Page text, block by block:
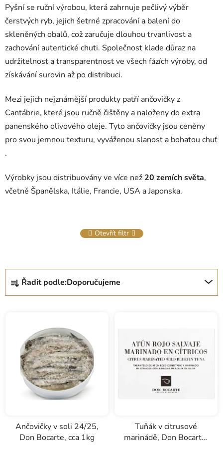
Pyšní se ruční výrobou, která zahrnuje pečlivý výběr
čerstvých ryb, jejich šetrné zpracování a balení do
skleněných obalů, což zaručuje dlouhou trvanlivost a
zachování autentické chuti. Společnost klade důraz na
udržitelnost a transparentnost ve všech fázích výroby, od
získávání surovin až po distribuci.
Mezi jejich nejznámější produkty patří ančovičky z
Cantábrie, které jsou ručně čištěny a naloženy do extra
panenského olivového oleje. Tyto ančovičky jsou ceněny
pro svou jemnou texturu, vyváženou slanost a bohatou chuť
.
Výrobky jsou distribuovány ve více než 20 zemích světa,
včetně Španělska, Itálie, Francie, USA a Japonska.
Otevřít filtr
Ř
a
z
Řadit podle:Doporučujeme
Ančovičky v soli 24/25,
Don Bocarte, cca 1kg
Tuňák v citrusové
marinádě, Don Bocarte,